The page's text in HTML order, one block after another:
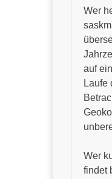
Wer
auf
Laufe
Wer
findet